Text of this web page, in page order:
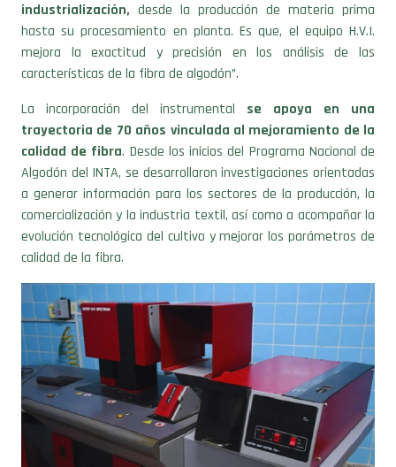
industrialización, desde la producción de materia prima
hasta su procesamiento en planta. Es que, el equipo H.V.I.
mejora la exactitud y precisión en los análisis de las
características de la fibra de algodón”.
La incorporación del instrumental se apoya en una
trayectoria de 70 años vinculada al mejoramiento de la
calidad de fibra. Desde los inicios del Programa Nacional de
Algodón del INTA, se desarrollaron investigaciones orientadas
a generar información para los sectores de la producción, la
comercialización y la industria textil, así como a acompañar la
evolución tecnológica del cultivo y mejorar los parámetros de
calidad de la fibra.